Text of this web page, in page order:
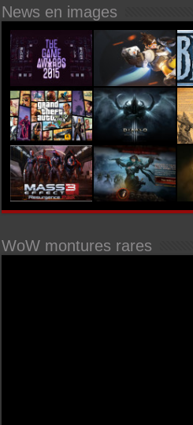
News en images
WoW montures rares